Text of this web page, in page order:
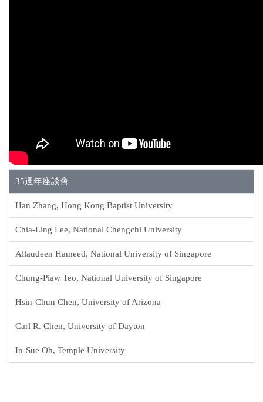
35週年座談會
Han Zhang, Hong Kong Baptist University
Chia-Ling Lee, National Chengchi University
Allaudeen Hameed, National University of Singapore
Chung-Piaw Teo, National University of Singapore
Hsin-Chun Chen, University of Arizona
Carl R. Chen, University of Dayton
In-Sue Oh, Temple University